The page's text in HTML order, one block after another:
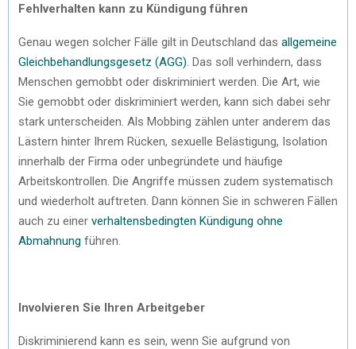
Fehlverhalten kann zu Kündigung führen
Genau wegen solcher Fälle gilt in Deutschland das allgemeine
Gleichbehandlungsgesetz (AGG) . Das soll verhindern, dass
Menschen gemobbt oder diskriminiert werden. Die Art, wie
Sie gemobbt oder diskriminiert werden, kann sich dabei sehr
stark unterscheiden. Als Mobbing zählen unter anderem das
Lästern hinter Ihrem Rücken, sexuelle Belästigung, Isolation
innerhalb der Firma oder unbegründete und häufige
Arbeitskontrollen. Die Angriffe müssen zudem systematisch
und wiederholt auftreten. Dann können Sie in schweren Fällen
auch zu einer verhaltensbedingten Kündigung ohne
Abmahnung führen.
Involvieren Sie Ihren Arbeitgeber
Diskriminierend kann es sein, wenn Sie aufgrund von